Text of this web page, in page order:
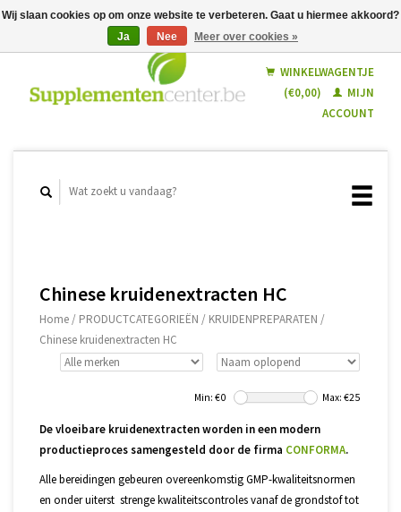
Nederlands
WINKELWAGENTJE
(€0,00)
MIJN
ACCOUNT
Chinese kruidenextracten HC
Home / PRODUCTCATEGORIEËN / KRUIDENPREPARATEN /
Chinese kruidenextracten HC
Min: €0 Max: €25
De vloeibare kruidenextracten worden in een modern
productieproces samengesteld door de firma CONFORMA.
Alle bereidingen gebeuren overeenkomstig GMP-kwaliteitsnormen
en onder uiterst strenge kwaliteitscontroles vanaf de grondstof tot
Wij slaan cookies op om onze website te verbeteren. Gaat u hiermee akkoord?
Ja
Nee Meer over cookies »